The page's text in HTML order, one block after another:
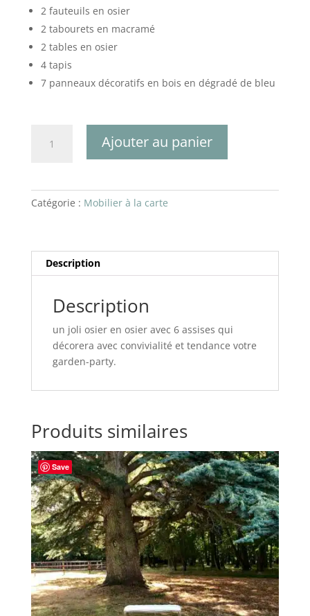
2 fauteuils en osier
2 tabourets en macramé
2 tables en osier
4 tapis
7 panneaux décoratifs en bois en dégradé de bleu
panneaux
Ajouter au panier
Catégorie : Mobilier à la carte
Description
Description
un joli osier en osier avec 6 assises qui
décorera avec convivialité et tendance votre
garden-party.
Produits similaires
Save